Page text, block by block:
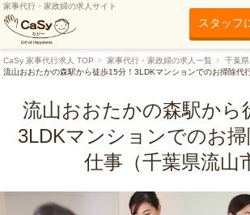
家事代行・家政婦の求人サイト
スタッフ
CaSy 家事代行求人 TOP 家事代行・家政婦の求人一覧 千葉県
流山おおたかの森駅から徒歩15分！3LDKマンションでのお掃除代
流山おおたかの森駅から
3LDKマンションでのお
仕事（千葉県流山